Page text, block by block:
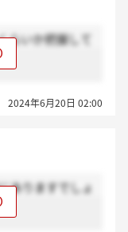
らいか把握して
2024年6月20日 02:00
ありますでしょ